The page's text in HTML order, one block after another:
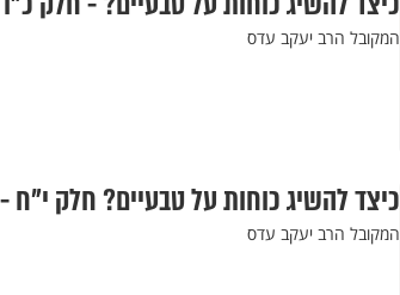
המקובל הרב יעקב עדס
כיצד להשיג כוחות על טבעיים? חלק
המקובל הרב יעקב עדס